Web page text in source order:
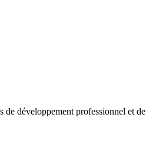
développement professionnel et